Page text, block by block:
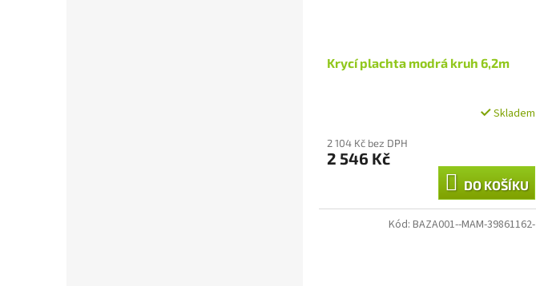
Krycí plachta modrá kruh 6,2m
Skladem
2 104 Kč bez DPH
2 546 Kč
DO KOŠÍKU
Kód: BAZA001--MAM-39861162-